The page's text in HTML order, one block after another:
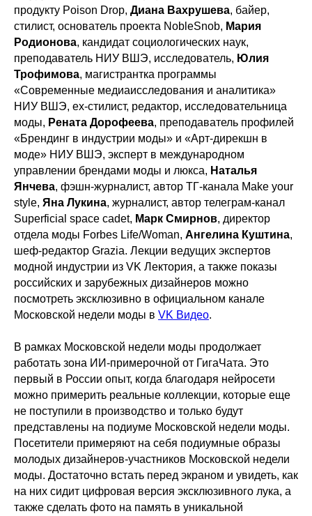
продукту Poison Drop, Диана Вахрушева, байер,
стилист, основатель проекта NobleSnob, Мария
Родионова, кандидат социологических наук,
преподаватель НИУ ВШЭ, исследователь, Юлия
Трофимова, магистрантка программы
«Современные медиаисследования и аналитика»
НИУ ВШЭ, ex-стилист, редактор, исследовательница
моды, Рената Дорофеева, преподаватель профилей
«Брендинг в индустрии моды» и «Арт-дирекшн в
моде» НИУ ВШЭ, эксперт в международном
управлении брендами моды и люкса, Наталья
Янчева, фэшн-журналист, автор ТГ-канала Make your
style, Яна Лукина, журналист, автор телеграм-канал
Superficial space cadet, Марк Смирнов, директор
отдела моды Forbes Life/Woman, Ангелина Куштина,
шеф-редактор Grazia. Лекции ведущих экспертов
модной индустрии из VK Лектория, а также показы
российских и зарубежных дизайнеров можно
посмотреть эксклюзивно в официальном канале
Московской недели моды в VK Видео.
В рамках Московской недели моды продолжает
работать зона ИИ-примерочной от ГигаЧата. Это
первый в России опыт, когда благодаря нейросети
можно примерить реальные коллекции, которые еще
не поступили в производство и только будут
представлены на подиуме Московской недели моды.
Посетители примеряют на себя подиумные образы
молодых дизайнеров-участников Московской недели
моды. Достаточно встать перед экраном и увидеть, как
на них сидит цифровая версия эксклюзивного лука, а
также сделать фото на память в уникальной